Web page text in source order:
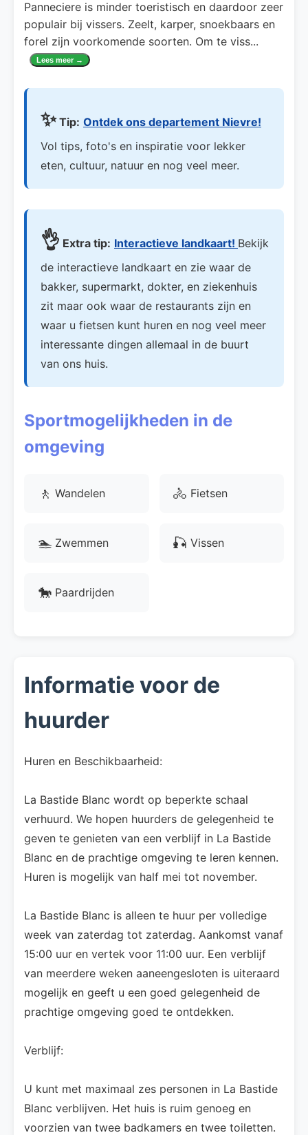
Panneciere is minder toeristisch en daardoor zeer
populair bij vissers. Zeelt, karper, snoekbaars en
forel zijn voorkomende soorten. Om te viss...
Lees meer →
✨Tip: Ontdek ons departement Nievre!
Vol tips, foto's en inspiratie voor lekker
eten, cultuur, natuur en nog veel meer.
👌 Extra tip: Interactieve landkaart! Bekijk
de interactieve landkaart en zie waar de
bakker, supermarkt, dokter, en ziekenhuis
zit maar ook waar de restaurants zijn en
waar u fietsen kunt huren en nog veel meer
interessante dingen allemaal in de buurt
van ons huis.
Sportmogelijkheden in de
omgeving
🚶 Wandelen 🚴 Fietsen
🏊 Zwemmen 🎣 Vissen
🐎 Paardrijden
Informatie voor de
huurder
Huren en Beschikbaarheid:
La Bastide Blanc wordt op beperkte schaal
verhuurd. We hopen huurders de gelegenheid te
geven te genieten van een verblijf in La Bastide
Blanc en de prachtige omgeving te leren kennen.
Huren is mogelijk van half mei tot november.
La Bastide Blanc is alleen te huur per volledige
week van zaterdag tot zaterdag. Aankomst vanaf
15:00 uur en vertek voor 11:00 uur. Een verblijf
van meerdere weken aaneengesloten is uiteraard
mogelijk en geeft u een goed gelegenheid de
prachtige omgeving goed te ontdekken.
Verblijf:
U kunt met maximaal zes personen in La Bastide
Blanc verblijven. Het huis is ruim genoeg en
voorzien van twee badkamers en twee toiletten.